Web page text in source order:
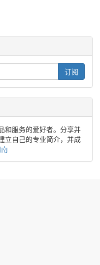
订阅
和服务的爱好者。分享并
立自己的专业简介，并成
南